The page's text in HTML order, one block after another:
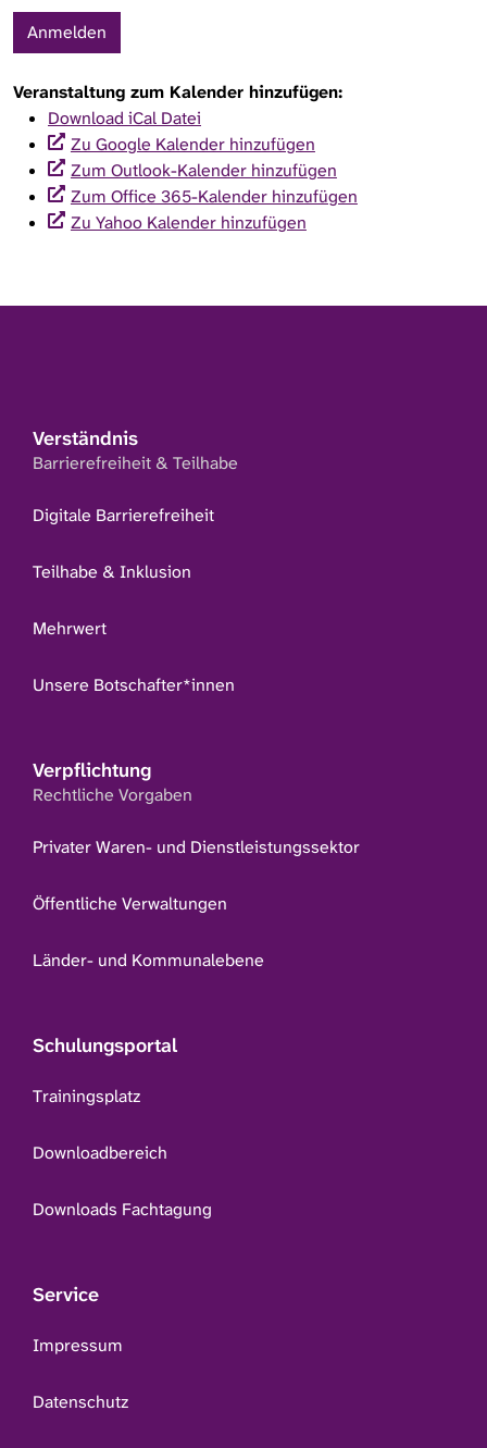
Anmelden
Veranstaltung zum Kalender hinzufügen:
Download iCal Datei
Zu Google Kalender hinzufügen
Zum Outlook-Kalender hinzufügen
Zum Office 365-Kalender hinzufügen
Zu Yahoo Kalender hinzufügen
Verständnis
Barrierefreiheit & Teilhabe
Digitale Barrierefreiheit
Teilhabe & Inklusion
Mehrwert
Unsere Botschafter*innen
Verpflichtung
Rechtliche Vorgaben
Privater Waren- und Dienstleistungssektor
Öffentliche Verwaltungen
Länder- und Kommunalebene
Schulungsportal
Trainingsplatz
Downloadbereich
Downloads Fachtagung
Service
Impressum
Datenschutz